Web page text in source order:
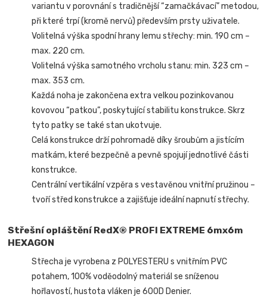
variantu v porovnání s tradičnější “zamačkávací” metodou,
při které trpí (kromě nervů) především prsty uživatele.
Volitelná výška spodní hrany lemu střechy: min. 190 cm –
max. 220 cm.
Volitelná výška samotného vrcholu stanu: min. 323 cm –
max. 353 cm.
Každá noha je zakončena extra velkou pozinkovanou
kovovou “patkou”, poskytující stabilitu konstrukce. Skrz
tyto patky se také stan ukotvuje.
Celá konstrukce drží pohromadě díky šroubům a jistícím
matkám, které bezpečně a pevně spojují jednotlivé části
konstrukce.
Centrální vertikální vzpěra s vestavěnou vnitřní pružinou –
tvoří střed konstrukce a zajišťuje ideální napnutí střechy.
Střešní opláštění RedX® PROFI EXTREME 6mx6m
HEXAGON
Střecha je vyrobena z POLYESTERU s vnitřním PVC
potahem, 100% voděodolný materiál se sníženou
hořlavostí, hustota vláken je 600D Denier.